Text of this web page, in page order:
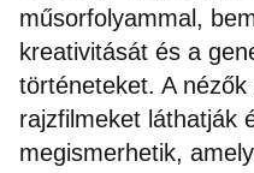
műsorfolyammal,
kreativitását és a
történeteket. A
rajzfilmeket láthatják
megismerhetik,